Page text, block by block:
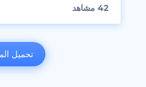
42 مشاهد
تحميل